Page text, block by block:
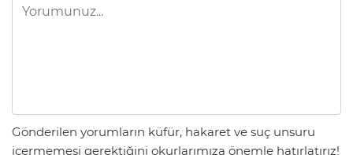
Gönderilen yorumların küfür, hakaret ve suç unsuru
içermemesi gerektiğini okurlarımıza önemle hatırlatırız!